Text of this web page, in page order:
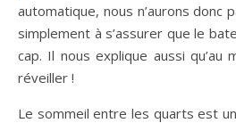
automatique, nous n’aurons donc
simplement à s’assurer que le
cap. Il nous explique aussi qu’au
réveiller !
Le sommeil entre les quarts est